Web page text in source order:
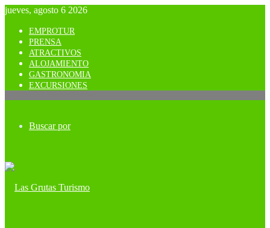
jueves, agosto 6 2026
EMPROTUR
PRENSA
ATRACTIVOS
ALOJAMIENTO
GASTRONOMIA
EXCURSIONES
Buscar por